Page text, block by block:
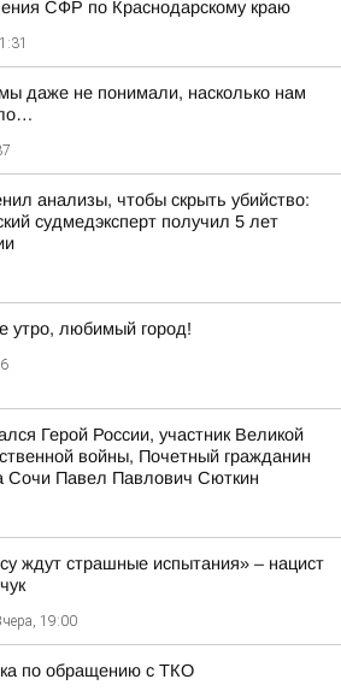
СФР по Краснодарскому краю
даже не понимали, насколько нам
анализы, чтобы скрыть убийство:
судмедэксперт получил 5 лет
утро, любимый город!
Герой России, участник Великой
войны, Почетный гражданин
Сочи Павел Павлович Сюткин
ждут страшные испытания» – нацист
19:00
по обращению с ТКО